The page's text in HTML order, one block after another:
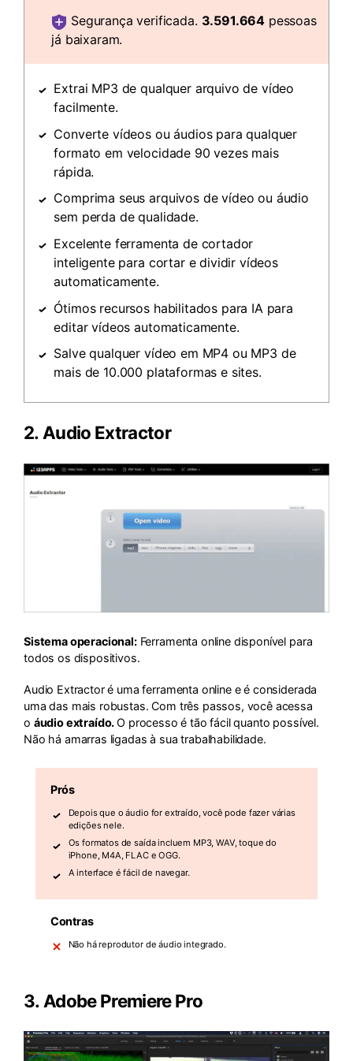
Segurança verificada. 3.591.664 pessoas
já baixaram.
Extrai MP3 de qualquer arquivo de vídeo
facilmente.
Converte vídeos ou áudios para qualquer
formato em velocidade 90 vezes mais
rápida.
Comprima seus arquivos de vídeo ou áudio
sem perda de qualidade.
Excelente ferramenta de cortador
inteligente para cortar e dividir vídeos
automaticamente.
Ótimos recursos habilitados para IA para
editar vídeos automaticamente.
Salve qualquer vídeo em MP4 ou MP3 de
mais de 10.000 plataformas e sites.
2. Audio Extractor
Sistema operacional: Ferramenta online disponível para
todos os dispositivos.
Audio Extractor é uma ferramenta online e é considerada
uma das mais robustas. Com três passos, você acessa
o áudio extraído.O processo é tão fácil quanto possível.
Não há amarras ligadas à sua trabalhabilidade.
Prós
Depois que o áudio for extraído, você pode fazer várias
edições nele.
Os formatos de saída incluem MP3, WAV, toque do
iPhone, M4A, FLAC e OGG.
A interface é fácil de navegar.
Contras
Não há reprodutor de áudio integrado.
3. Adobe Premiere Pro